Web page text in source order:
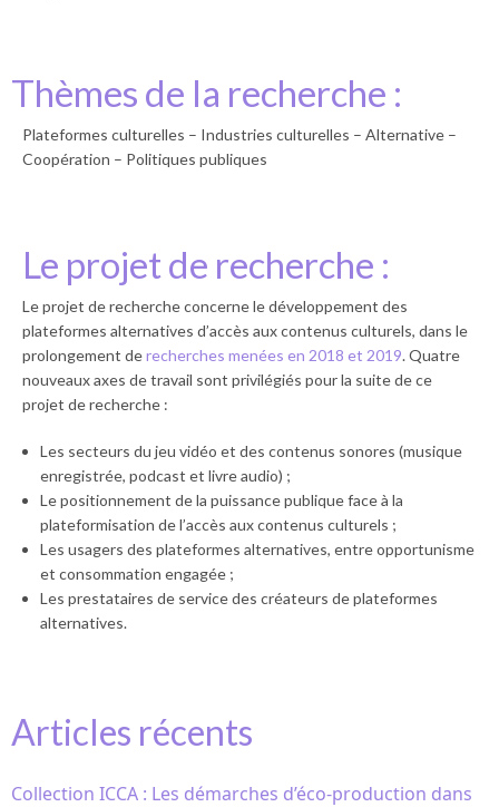
Thèmes de la recherche :
Plateformes culturelles – Industries culturelles – Alternative –
Coopération – Politiques publiques
Le projet de recherche :
Le projet de recherche concerne le développement des
plateformes alternatives d’accès aux contenus culturels, dans le
prolongement derecherches menées en 2018 et 2019. Quatre
nouveaux axes de travail sont privilégiés pour la suite de ce
projet de recherche :
Les secteurs du jeu vidéo et des contenus sonores (musique
enregistrée, podcast et livre audio) ;
Le positionnement de la puissance publique face à la
plateformisation de l’accès aux contenus culturels ;
Les usagers des plateformes alternatives, entre opportunisme
et consommation engagée ;
Les prestataires de service des créateurs de plateformes
alternatives.
Articles récents
Collection ICCA : Les démarches d’éco-production dans